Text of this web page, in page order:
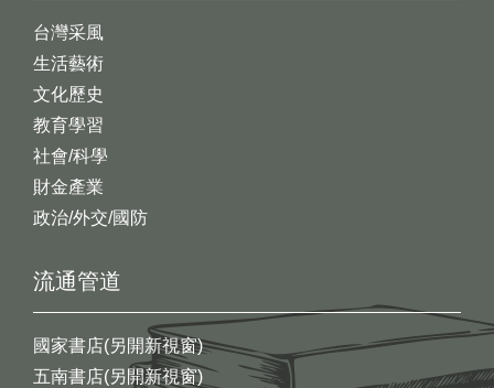
台灣采風
生活藝術
文化歷史
教育學習
社會/科學
財金產業
政治/外交/國防
流通管道
國家書店(另開新視窗)
五南書店(另開新視窗)